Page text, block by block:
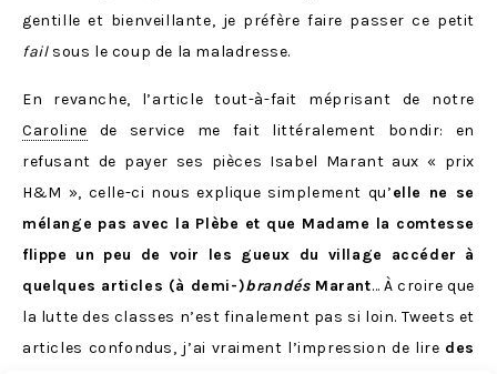
gentille et bienveillante, je préfère faire passer ce petit
failsous le coup de la maladresse.
En revanche, l’article tout-à-fait méprisant de notre
Caroline de service me fait littéralement bondir: en
refusant de payer ses pièces Isabel Marant aux « prix
H&M », celle-ci nous explique simplement qu’elle ne se
mélange pas avec la Plèbe et que Madame la comtesse
flippe un peu de voir les gueux du village accéder à
quelques articles (à demi-)brandésMarant… À croire que
la lutte des classes n’est finalement pas si loin. Tweets et
articles confondus, j’ai vraiment l’impression de lire des